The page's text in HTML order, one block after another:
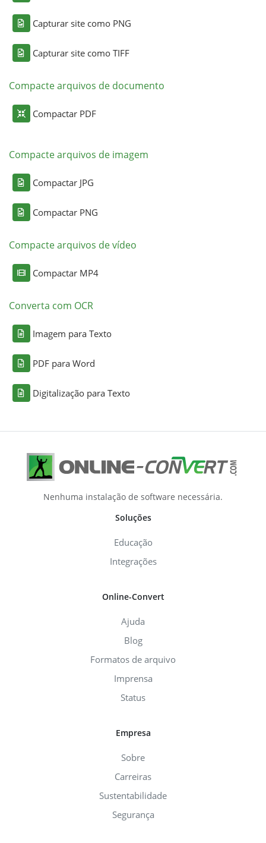
Capturar site como PNG
Capturar site como TIFF
Compacte arquivos de documento
Compactar PDF
Compacte arquivos de imagem
Compactar JPG
Compactar PNG
Compacte arquivos de vídeo
Compactar MP4
Converta com OCR
Imagem para Texto
PDF para Word
Digitalização para Texto
Nenhuma instalação de software necessária.
Soluções
Educação
Integrações
Online-Convert
Ajuda
Blog
Formatos de arquivo
Imprensa
Status
Empresa
Sobre
Carreiras
Sustentabilidade
Segurança